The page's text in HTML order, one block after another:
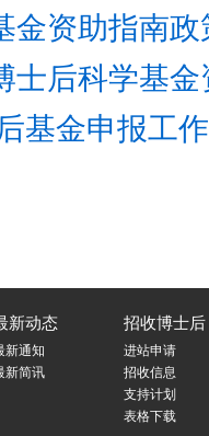
金资助指南
士后科学基
基金申报工
新动态
新通知
新简讯
招收博士后
进站申请
招收信息
支持计划
表格下载